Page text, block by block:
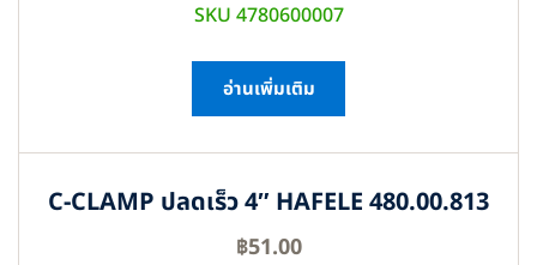
SKU 4780600007
อ่านเพิ่มเติม
C-CLAMP ปลดเร็ว 4″ HAFELE 480.00.813
฿51.00